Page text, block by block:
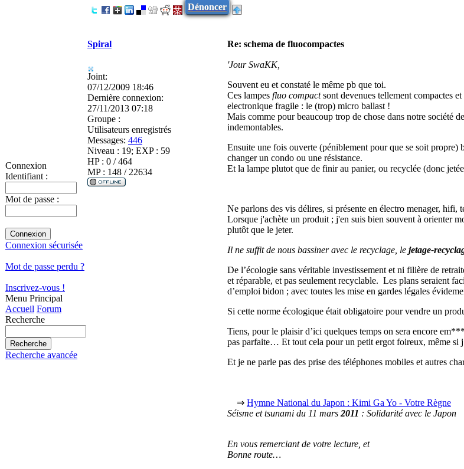
Connexion
Identifiant :
Mot de passe :
Connexion sécurisée
Mot de passe perdu ?
Inscrivez-vous !
Menu Principal
Accueil Forum
Recherche
Recherche avancée
Dénoncer
Spiral Re: schema de fluocompactes
Joint:
07/12/2009 18:46
Dernière connexion:
27/11/2013 07:18
Groupe :
Utilisateurs enregistrés
Messages: 446
Niveau : 19; EXP : 59
HP : 0 / 464
MP : 148 / 22634
'Jour SwaKK,
Souvent eu et constaté le même pb que toi.
Ces lampes fluo compactsont devenues tellement compactes
electronique fragile : le (trop) micro ballast !
Mais comme pour beaucoup trop de chose dans notre société
indemontables.
Ensuite une fois ouverte (péniblement pour que se soit
changer un condo ou une résistance.
Et la lampe plutot que de finir au panier, ou recyclée (donc
Ne parlons des vis délires, si présente en électro menager, hifi,
Lorsque j'achète un produit ; j'en suis bien souvent à orienter
plutôt que le jeter.
Il ne suffit de nous bassiner avec le recyclage, le jetage-
De l’écologie sans véritable investissement et ni filière de
et réparable, et pas seulement recyclable. Les plans seraient
d’emploi bidon ; avec toutes les mise en gardes légales
Si cette norme écologique était obligatoire pour vendre un
Tiens, pour le plaisir d’ici quelques temps on sera encore
pas parfaite… Et tout cela pour un petit ergot foireux, même si
Et je ne parle pas des prise des téléphones mobiles et autres
⇒ Hymne National du Japon : Kimi Ga Yo - Votre Règne
Séisme et tsunami du 11 mars 2011 : Solidarité avec le Japon
En vous remerciant de votre lecture, et
Bonne route…